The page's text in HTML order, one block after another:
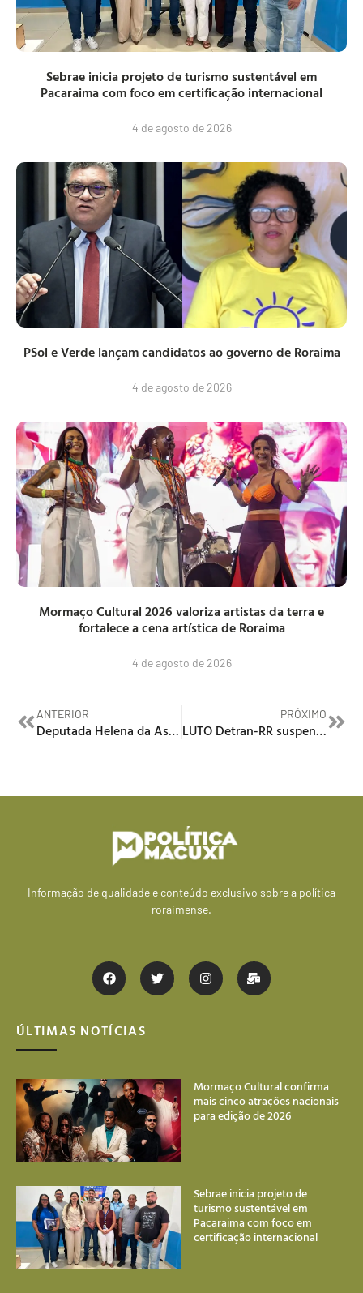
Sebrae inicia projeto de turismo sustentável em
Pacaraima com foco em certificação internacional
4 de agosto de 2026
PSol e Verde lançam candidatos ao governo de Roraima
4 de agosto de 2026
Mormaço Cultural 2026 valoriza artistas da terra e
fortalece a cena artística de Roraima
4 de agosto de 2026
ANTERIOR
Deputada Helena da Asatur lidera mobilização para baixar tarifa de energia em Roraima na próxima sexta-feira (15)
PRÓXIMO
LUTO Detran-RR suspende realização de provas teóricas e práticas e atendimento será retomado na segunda-feira
Informação de qualidade e conteúdo exclusivo sobre a política
roraimense.
ÚLTIMAS NOTÍCIAS
Mormaço Cultural confirma
mais cinco atrações nacionais
para edição de 2026
Sebrae inicia projeto de
turismo sustentável em
Pacaraima com foco em
certificação internacional